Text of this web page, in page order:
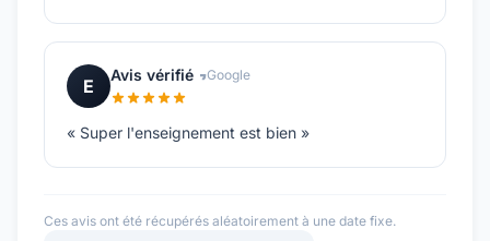
E
Avis vérifié Google
« Super l'enseignement est bien »
Ces avis ont été récupérés aléatoirement à une date fixe.